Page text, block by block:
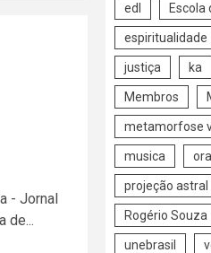
- Jornal
de...
edl Escola
espiritualidade
justiça ka
Membros
metamorfose
musica
projeção astral
Rogério Souza
unebrasil